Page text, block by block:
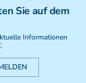
Sie auf dem
Informationen